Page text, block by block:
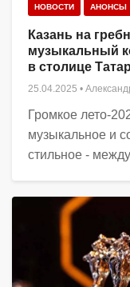
НОВОСТИ АНОНСЫ
Казань на
музыкальный
в столице
25.04.2025 •
Громкое лето-
музыкальное и
стильное -